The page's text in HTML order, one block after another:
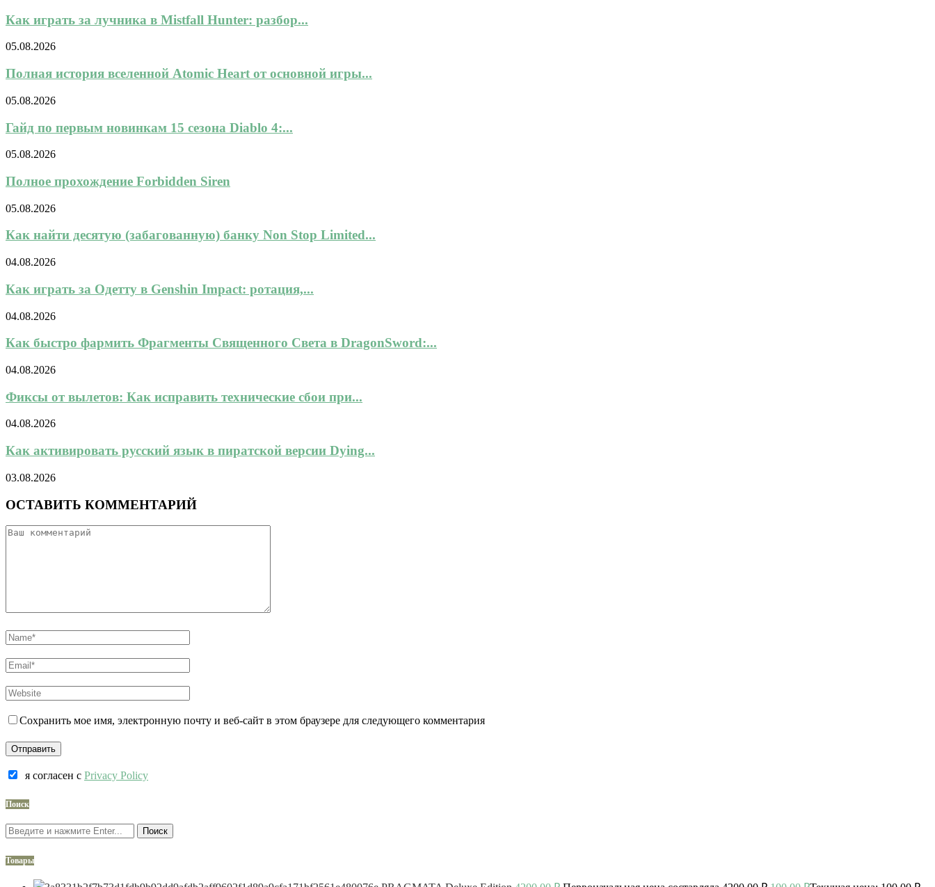
Как играть за лучника в Mistfall Hunter: разбор...
05.08.2026
Полная история вселенной Atomic Heart от основной игры...
05.08.2026
Гайд по первым новинкам 15 сезона Diablo 4:...
05.08.2026
Полное прохождение Forbidden Siren
05.08.2026
Как найти десятую (забагованную) банку Non Stop Limited...
04.08.2026
Как играть за Одетту в Genshin Impact: ротация,...
04.08.2026
Как быстро фармить Фрагменты Священного Света в DragonSword:...
04.08.2026
Фиксы от вылетов: Как исправить технические сбои при...
04.08.2026
Как активировать русский язык в пиратской версии Dying...
03.08.2026
ОСТАВИТЬ КОММЕНТАРИЙ
Сохранить мое имя, электронную почту и веб-сайт в этом браузере для следующего комментария
я согласен c Privacy Policy
Поиск
Поиск
Товары